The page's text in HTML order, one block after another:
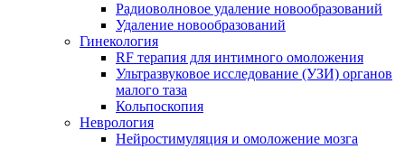
Радиоволновое удаление новообразований
Удаление новообразований
Гинекология
RF терапия для интимного омоложения
Ультразвуковое исследование (УЗИ) органов
малого таза
Кольпоскопия
Неврология
Нейростимуляция и омоложение мозга